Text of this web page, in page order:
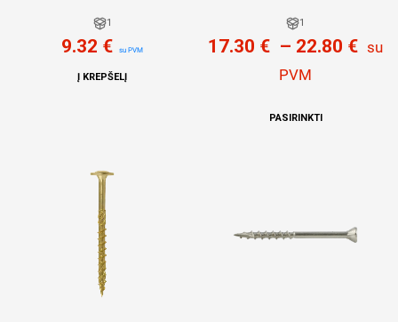
1
9.32 € su PVM
Į KREPŠELĮ
1
17.30 € – 22.80 € su
PVM
PASIRINKTI